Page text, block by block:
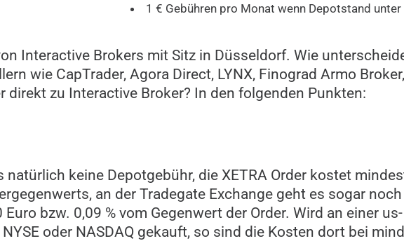
1 € Gebühren pro Monat wenn Depotstand
Interactive Brokers mit Sitz in Düsseldorf. Wie
wie CapTrader, Agora Direct, LYNX, Finograd Armo Broker,
zu Interactive Broker? In den folgenden Punkten:
natürlich keine Depotgebühr, die XETRA Order kostet
an der Tradegate Exchange geht es sogar noch
bzw. 0,09 % vom Gegenwert der Order. Wird an einer us-
oder NASDAQ gekauft, so sind die Kosten dort bei